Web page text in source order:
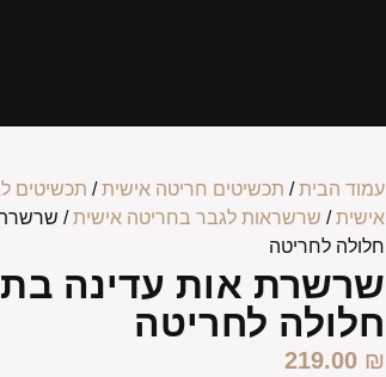
עמוד הבית/ תכשיטים חריטה אישית/ תכשיטים
אישית/ שרשראות לגבר בחריטה אישית/ שרשרת
חלולה לחריטה
שרשרת אות עדינה
חלולה לחריטה
219.00 ₪